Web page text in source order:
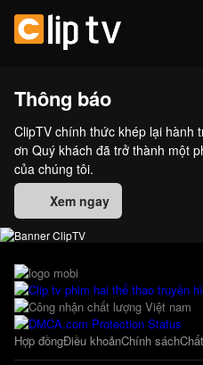
Thông báo
ClipTV chính thức khép lại hành
ơn Quý khách đã trở thành một
của chúng tôi.
Xem ngay
Hợp đồngĐiều khoảnChính sách